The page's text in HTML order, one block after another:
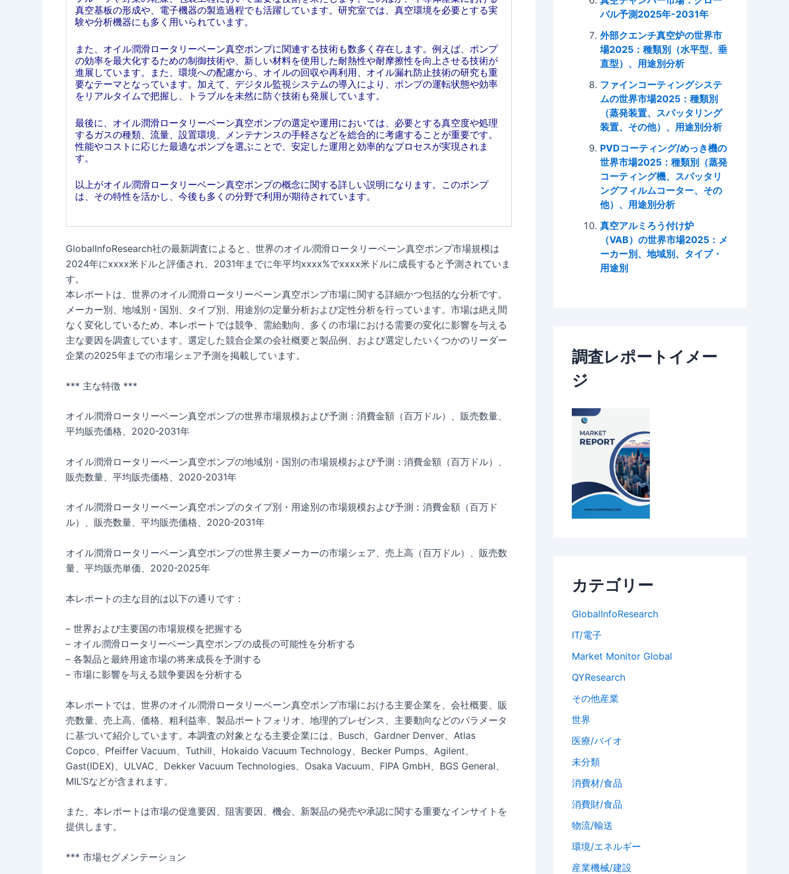
真空基板の形成や、電子機器の製造過程でも活躍しています。研究室では、真空環境を必要とする実
験や分析機器にも多く用いられています。
また、オイル潤滑ロータリーベーン真空ポンプに関連する技術も数多く存在します。例えば、ポンプ
の効率を最大化するための制御技術や、新しい材料を使用した耐熱性や耐摩擦性を向上させる技術が
進展しています。また、環境への配慮から、オイルの回収や再利用、オイル漏れ防止技術の研究も重
要なテーマとなっています。加えて、デジタル監視システムの導入により、ポンプの運転状態や効率
をリアルタイムで把握し、トラブルを未然に防ぐ技術も発展しています。
最後に、オイル潤滑ロータリーベーン真空ポンプの選定や運用においては、必要とする真空度や処理
するガスの種類、流量、設置環境、メンテナンスの手軽さなどを総合的に考慮することが重要です。
性能やコストに応じた最適なポンプを選ぶことで、安定した運用と効率的なプロセスが実現されま
す。
以上がオイル潤滑ロータリーベーン真空ポンプの概念に関する詳しい説明になります。このポンプ
は、その特性を活かし、今後も多くの分野で利用が期待されています。
GlobalInfoResearch社の最新調査によると、世界のオイル潤滑ロータリーベーン真空ポンプ市場規模は
2024年にxxxx米ドルと評価され、2031年までに年平均xxxx%でxxxx米ドルに成長すると予測されていま
す。
本レポートは、世界のオイル潤滑ロータリーベーン真空ポンプ市場に関する詳細かつ包括的な分析です。
メーカー別、地域別・国別、タイプ別、用途別の定量分析および定性分析を行っています。市場は絶え間
なく変化しているため、本レポートでは競争、需給動向、多くの市場における需要の変化に影響を与える
主な要因を調査しています。選定した競合企業の会社概要と製品例、および選定したいくつかのリーダー
企業の2025年までの市場シェア予測を掲載しています。
*** 主な特徴 ***
オイル潤滑ロータリーベーン真空ポンプの世界市場規模および予測：消費金額（百万ドル）、販売数量、
平均販売価格、2020-2031年
オイル潤滑ロータリーベーン真空ポンプの地域別・国別の市場規模および予測：消費金額（百万ドル）、
販売数量、平均販売価格、2020-2031年
オイル潤滑ロータリーベーン真空ポンプのタイプ別・用途別の市場規模および予測：消費金額（百万ド
ル）、販売数量、平均販売価格、2020-2031年
オイル潤滑ロータリーベーン真空ポンプの世界主要メーカーの市場シェア、売上高（百万ドル）、販売数
量、平均販売単価、2020-2025年
本レポートの主な目的は以下の通りです：
– 世界および主要国の市場規模を把握する
– オイル潤滑ロータリーベーン真空ポンプの成長の可能性を分析する
– 各製品と最終用途市場の将来成長を予測する
– 市場に影響を与える競争要因を分析する
本レポートでは、世界のオイル潤滑ロータリーベーン真空ポンプ市場における主要企業を、会社概要、販
売数量、売上高、価格、粗利益率、製品ポートフォリオ、地理的プレゼンス、主要動向などのパラメータ
に基づいて紹介しています。本調査の対象となる主要企業には、Busch、Gardner Denver、Atlas
Copco、Pfeiffer Vacuum、Tuthill、Hokaido Vacuum Technology、Becker Pumps、Agilent、
Gast(IDEX)、ULVAC、Dekker Vacuum Technologies、Osaka Vacuum、FIPA GmbH、BGS General、
MIL’Sなどが含まれます。
また、本レポートは市場の促進要因、阻害要因、機会、新製品の発売や承認に関する重要なインサイトを
提供します。
*** 市場セグメンテーション
バル予測2025年-2031年
外部クエンチ真空炉の世界市
場2025：種類別（水平型、垂
直型）、用途別分析
ファインコーティングシステ
ムの世界市場2025：種類別
（蒸発装置、スパッタリング
装置、その他）、用途別分析
PVDコーティング/めっき機の
世界市場2025：種類別（蒸発
コーティング機、スパッタリ
ングフィルムコーター、その
他）、用途別分析
真空アルミろう付け炉
（VAB）の世界市場2025：メ
ーカー別、地域別、タイプ・
用途別
調査レポートイメー
ジ
カテゴリー
GlobalInfoResearch
IT/電子
Market Monitor Global
QYResearch
その他産業
世界
医療/バイオ
未分類
消費材/食品
消費財/食品
物流/輸送
環境/エネルギー
産業機械/建設